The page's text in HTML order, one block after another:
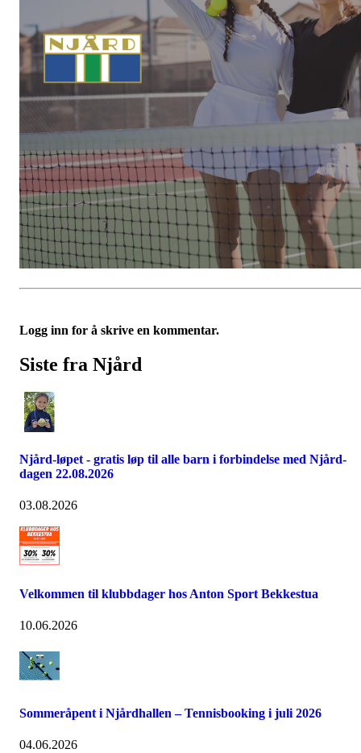
Logg inn for å skrive en kommentar.
Siste fra Njård
Njård-løpet - gratis løp til alle barn i forbindelse med Njård-
dagen 22.08.2026
03.08.2026
Velkommen til klubbdager hos Anton Sport Bekkestua
10.06.2026
Sommeråpent i Njårdhallen – Tennisbooking i juli 2026
04.06.2026